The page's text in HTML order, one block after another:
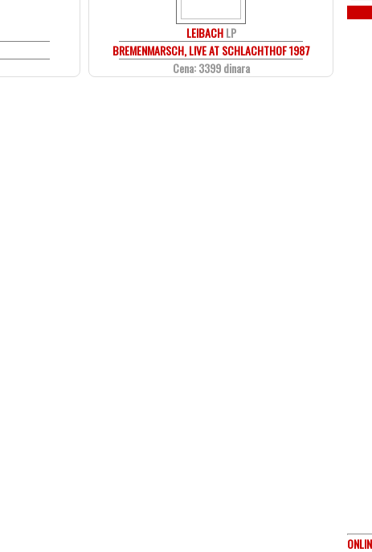
LEIBACHLP
BREMENMARSCH, LIVE AT SCHLACHTHOF 1987
Cena: 3399 dinara